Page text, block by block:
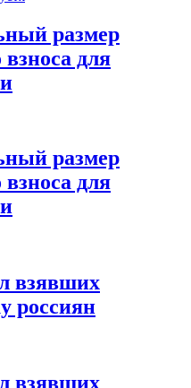
размер
для
размер
для
взявших
россиян
взявших